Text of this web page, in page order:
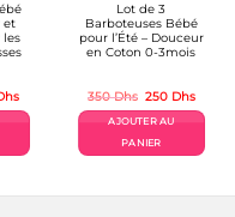
et
les
Le
actuel
Lot de 3
Barboteuses Bébé
pour l’Été – Douceur
en Coton 0-3mois
350Dhs Le
initial
était :
350 Dhs.
250 DhsLe
actuel
AJOUTER AU
PANIER